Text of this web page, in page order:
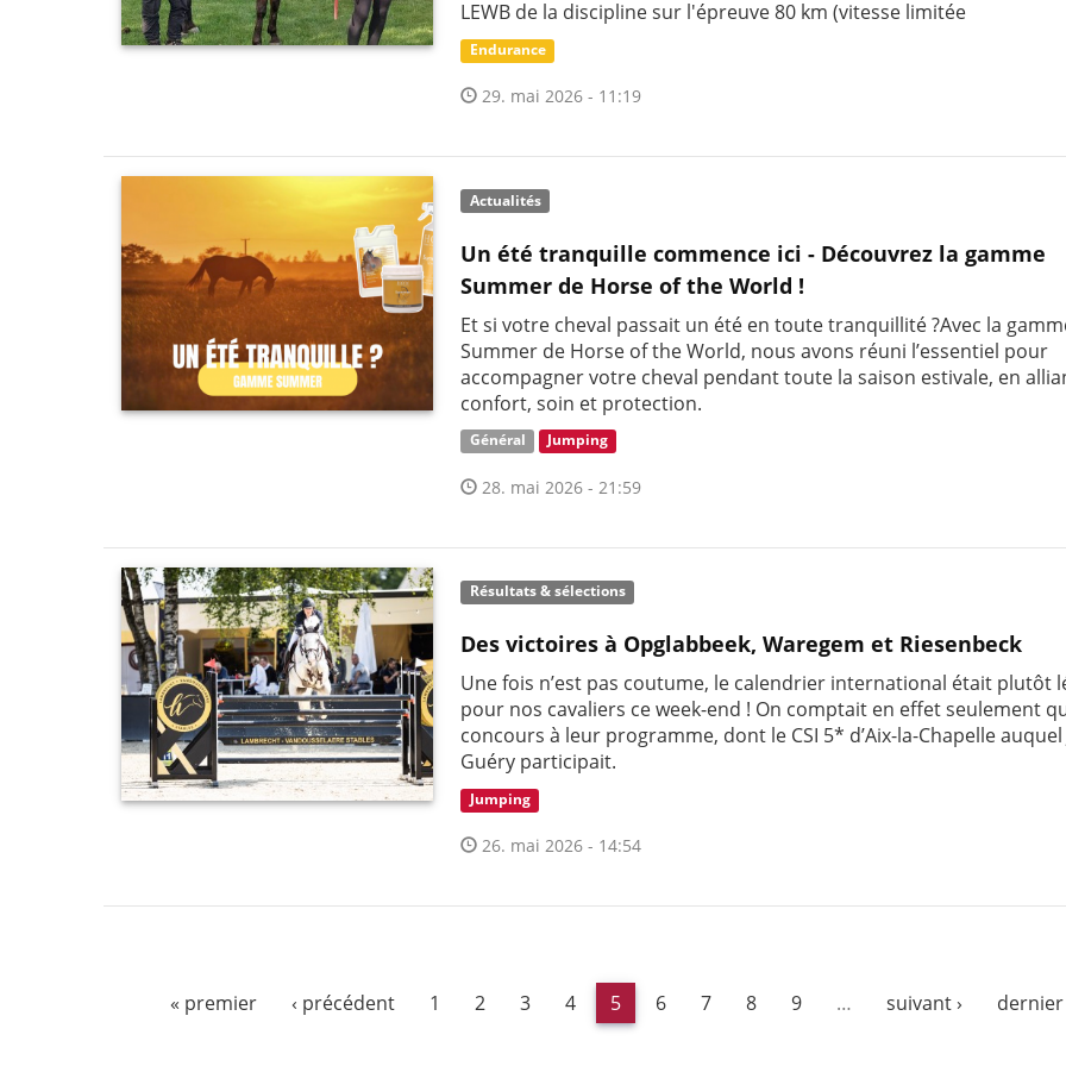
LEWB de la discipline sur l'épreuve 80 km (vitesse limitée
Endurance
29. mai 2026 - 11:19
Actualités
Un été tranquille commence ici - Découvrez la gamme
Summer de Horse of the World !
Et si votre cheval passait un été en toute tranquillité ?Avec la
Summer de Horse of the World, nous avons réuni l’essentiel pour
accompagner votre cheval pendant toute la saison estivale, en
confort, soin et protection.
Général Jumping
28. mai 2026 - 21:59
Résultats & sélections
Des victoires à Opglabbeek, Waregem et Riesenbeck
Une fois n’est pas coutume, le calendrier international était plutôt
pour nos cavaliers ce week-end ! On comptait en effet seulement
concours à leur programme, dont le CSI 5* d’Aix-la-Chapelle
Guéry participait.
Jumping
26. mai 2026 - 14:54
« premier ‹ précédent 1 2 3 4 5 6 7 8 9 … suivant › dernier